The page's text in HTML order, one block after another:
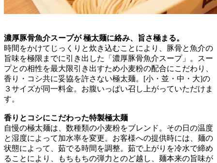
濃厚豚骨魚介スープが 極太麺に絡み、旨さ極まる。
時間をかけてじっくりと炊き込むことにより、豚骨と魚介の
旨味を極限までに引き出した「濃厚豚骨魚介スープ」。スー
プとの相性を最大限引き出すため小麦粉の配合にこだわり、
香り・コシ共に妥協を許さない極太麺。[小・並・中・大]の
３サイズが同一料金。お腹いっぱい召し上がっていただけま
す。
香りとコシにこだわった特製極太麺
自慢の極太麺は、数種類の小麦粉をブレンド。その日の温度
と湿度によって加水率を変更。お客様への提供時には、麺の
状態によって、茹でる時間を調整。茹で上がりを冷水で締め
ることにより、もちもちの弾力とのど越し、麺本来の旨味が